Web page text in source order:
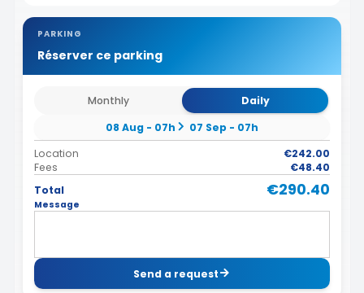
PARKING
Réserver ce parking
Monthly
Daily
08 Aug - 07h
07 Sep - 07h
Location
€242.00
Fees
€48.40
Total
€290.40
Message
Send a request